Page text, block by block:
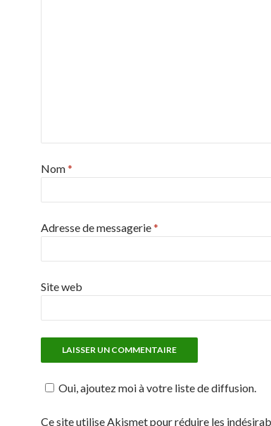
Nom*
Adresse de messagerie*
Site web
Oui, ajoutez moi à votre liste de diffusion.
Ce site utilise Akismet pour réduire les